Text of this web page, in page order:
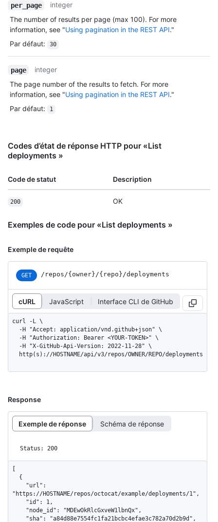
per_page
integer
The number of results per page (max 100). For more
information, see "Using pagination in the REST API."
Par défaut: 30
page
integer
The page number of the results to fetch. For more
information, see "Using pagination in the REST API."
Par défaut: 1
Codes d’état de réponse HTTP pour «List
deployments »
Code de statut Description
200 OK
Exemples de code pour «List deployments »
Exemple de requête
GET /repos/{owner}/{repo}/deployments
cURL JavaScript Interface CLI de GitHub
curl -L \
  http(s)://HOSTNAME/api/v3/repos/OWNER/REPO/deployments
Response
Exemple de réponse Schéma de réponse
Status: 200
"https://HOSTNAME/repos/octocat/example/deployments/1",